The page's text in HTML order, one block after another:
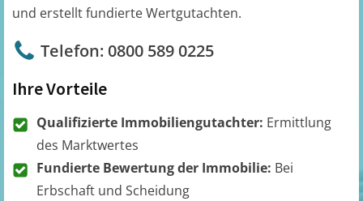
und erstellt fundierte Wertgutachten.
Telefon: 0800 589 0225
Ihre Vorteile
Qualifizierte Immobiliengutachter: Ermittlung
des Marktwertes
Fundierte Bewertung der Immobilie: Bei
Erbschaft und Scheidung